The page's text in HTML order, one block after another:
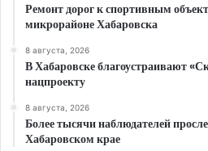
Ремонт дорог к спортивным
микрорайоне Хабаровска
8 августа, 2026
В Хабаровске благоустраивают
нацпроекту
8 августа, 2026
Более тысячи наблюдателей
Хабаровском крае